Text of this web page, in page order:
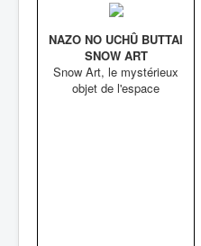
NAZO NO UCHÛ BUTTAI
SNOW ART
Snow Art, le mystérieux
objet de l'espace